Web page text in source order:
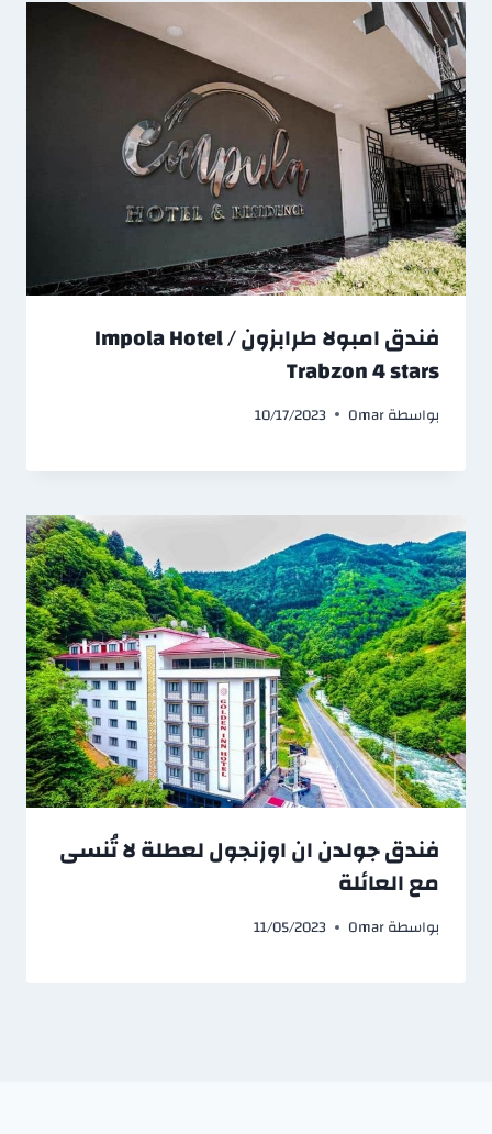
فندق امبولا طرابزون / Impola Hotel
Trabzon 4 stars
بواسطةOmar
10/17/2023
فندق جولدن ان اوزنجول لعطلة لا تُنسى
مع العائلة
بواسطةOmar
11/05/2023